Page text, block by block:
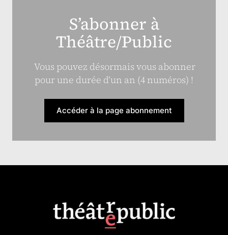
S’abonner à
Théâtre/Public
Vous pouvez désormais vous abonner
pour une durée d’un an (4 numéros) !
Accéder à la page abonnement